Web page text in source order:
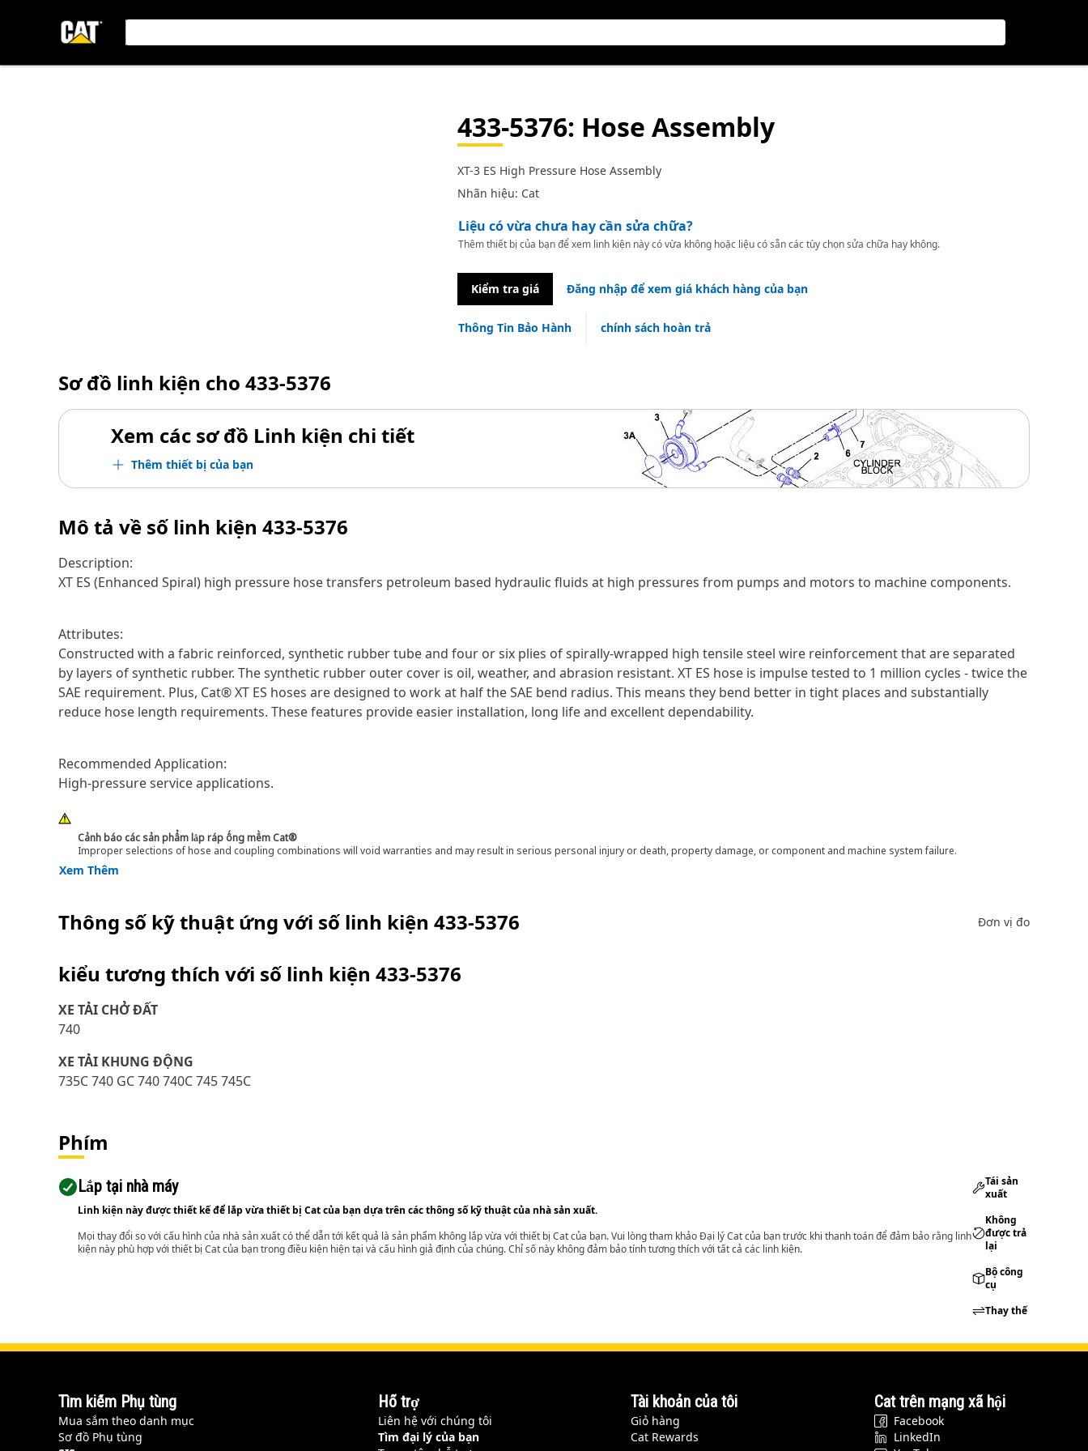
433-5376: Hose Assembly
XT-3 ES High Pressure Hose Assembly
Nhãn hiệu: Cat
Liệu có vừa chưa hay cần sửa chữa?
Thêm thiết bị của bạn để xem linh kiện này có vừa không hoặc liệu có sẵn các tùy chọn sửa chữa hay không.
Kiểm tra giá Đăng nhập để xem giá khách hàng của bạn
Thông Tin Bảo Hành chính sách hoàn trả
Sơ đồ linh kiện cho 433-5376
Xem các sơ đồ Linh kiện chi tiết
Thêm thiết bị của bạn
Mô tả về số linh kiện 433-5376
Description:
XT ES (Enhanced Spiral) high pressure hose transfers petroleum based hydraulic fluids at high pressures from pumps and motors to machine components.
Attributes:
Constructed with a fabric reinforced, synthetic rubber tube and four or six plies of spirally-wrapped high tensile steel wire reinforcement that are separated
by layers of synthetic rubber. The synthetic rubber outer cover is oil, weather, and abrasion resistant. XT ES hose is impulse tested to 1 million cycles - twice the
SAE requirement. Plus, Cat® XT ES hoses are designed to work at half the SAE bend radius. This means they bend better in tight places and substantially
reduce hose length requirements. These features provide easier installation, long life and excellent dependability.
Recommended Application:
High-pressure service applications.
Cảnh báo các sản phẩm lắp ráp ống mềm Cat®
Improper selections of hose and coupling combinations will void warranties and may result in serious personal injury or death, property damage, or component and machine system failure.
Xem Thêm
Thông số kỹ thuật ứng với số linh kiện 433-5376 Đơn vị đo
kiểu tương thích với số linh kiện 433-5376
XE TẢI CHỞ ĐẤT
740
XE TẢI KHUNG ĐỘNG
735C 740 GC 740 740C 745 745C
Phím
Lắp tại nhà máy
Linh kiện này được thiết kế để lắp vừa thiết bị Cat của bạn dựa trên các thông số kỹ thuật của nhà sản xuất.
Mọi thay đổi so với cấu hình của nhà sản xuất có thể dẫn tới kết quả là sản phẩm không lắp vừa với thiết bị Cat của bạn. Vui lòng tham khảo Đại lý Cat của bạn trước khi thanh toán để đảm bảo rằng linh
kiện này phù hợp với thiết bị Cat của bạn trong điều kiện hiện tại và cấu hình giả định của chúng. Chỉ số này không đảm bảo tính tương thích với tất cả các linh kiện.
Tái sản
xuất
Không
được trả
lại
Bộ công
cụ
Thay thế
Tìm kiếm Phụ tùng
Mua sắm theo danh mục
Sơ đồ Phụ tùng
Hỗ trợ
Liên hệ với chúng tôi
Tìm đại lý của bạn
Tài khoản của tôi
Giỏ hàng
Cat Rewards
Cat trên mạng xã hội
Facebook
LinkedIn